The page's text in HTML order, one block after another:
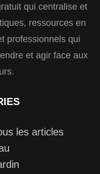
qui centralise et
ressources en
professionnels qui
et agir face aux
les articles